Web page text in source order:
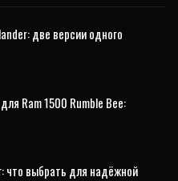
две версии одного
Ram 1500 Rumble Bee:
что выбрать для надёжной